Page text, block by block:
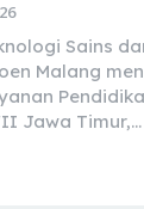
Sains
Malang
Jawa Timur,...